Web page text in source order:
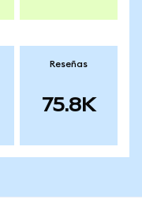
Reseñas
75.8K